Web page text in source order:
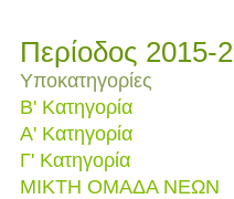
Περίοδος 2015-
Υποκατηγορίες
Β' Κατηγορία
Α' Κατηγορία
Γ' Κατηγορία
ΜΙΚΤΗ ΟΜΑΔΑ ΝΕΩΝ